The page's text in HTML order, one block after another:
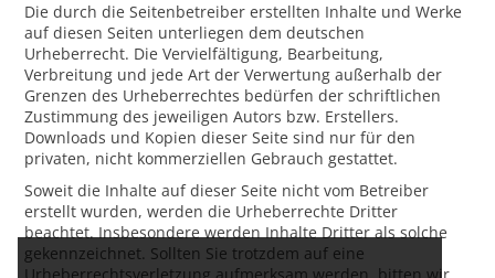
Die durch die Seitenbetreiber erstellten Inhalte und Werke
auf diesen Seiten unterliegen dem deutschen
Urheberrecht. Die Vervielfältigung, Bearbeitung,
Verbreitung und jede Art der Verwertung außerhalb der
Grenzen des Urheberrechtes bedürfen der schriftlichen
Zustimmung des jeweiligen Autors bzw. Erstellers.
Downloads und Kopien dieser Seite sind nur für den
privaten, nicht kommerziellen Gebrauch gestattet.
Soweit die Inhalte auf dieser Seite nicht vom Betreiber
erstellt wurden, werden die Urheberrechte Dritter
beachtet. Insbesondere werden Inhalte Dritter als solche
gekennzeichnet. Sollten Sie trotzdem auf eine